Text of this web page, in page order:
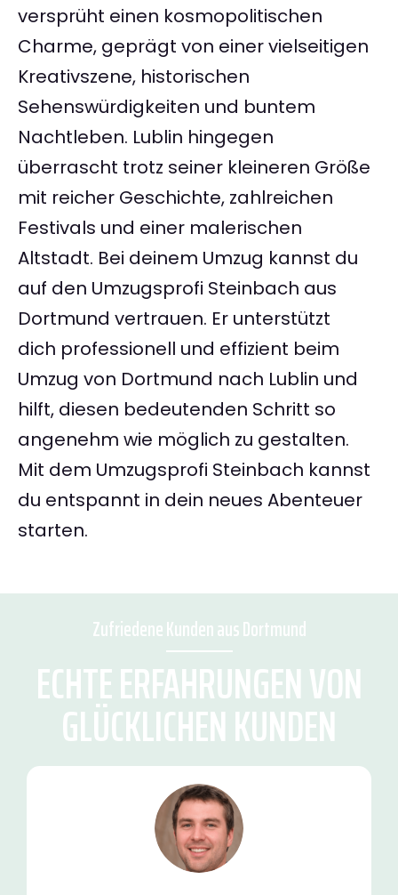
versprüht einen kosmopolitischen
Charme, geprägt von einer vielseitigen
Kreativszene, historischen
Sehenswürdigkeiten und buntem
Nachtleben. Lublin hingegen
überrascht trotz seiner kleineren Größe
mit reicher Geschichte, zahlreichen
Festivals und einer malerischen
Altstadt. Bei deinem Umzug kannst du
auf den Umzugsprofi Steinbach aus
Dortmund vertrauen. Er unterstützt
dich professionell und effizient beim
Umzug von Dortmund nach Lublin und
hilft, diesen bedeutenden Schritt so
angenehm wie möglich zu gestalten.
Mit dem Umzugsprofi Steinbach kannst
du entspannt in dein neues Abenteuer
starten.
Zufriedene Kunden aus Dortmund
ECHTE ERFAHRUNGEN VON
GLÜCKLICHEN KUNDEN